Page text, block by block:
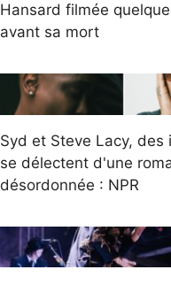
Hansard filmée
avant sa mort
Syd et Steve Lacy, des
se délectent d'une
désordonnée : NPR